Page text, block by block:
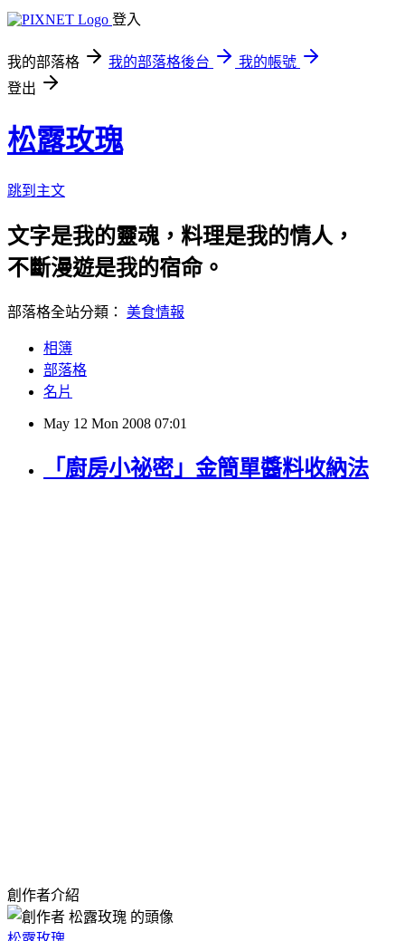
登入
我的部落格 我的部落格後台
我的帳號
登出
松露玫瑰
跳到主文
文字是我的靈魂，料理是我的情人，
不斷漫遊是我的宿命。
部落格全站分類： 美食情報
相簿
部落格
名片
May 12 Mon 2008 07:01
「廚房小祕密」金簡單醬料收納法
創作者介紹